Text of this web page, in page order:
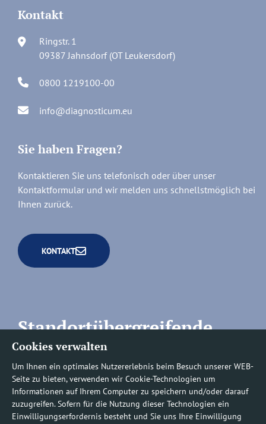
Cookies verwalten
Um Ihnen ein optimales Nutzererlebnis beim Besuch unserer WEB-
Seite zu bieten, verwenden wir Cookie-Technologien um
Informationen auf Ihrem Computer zu speichern und/oder darauf
zuzugreifen. Sofern für die Nutzung dieser Technologien ein
Einwilligungserfordernis besteht und Sie uns Ihre Einwilligung
Kontakt
Ringstr. 1
09387 Jahnsdorf (OT Leukersdorf)
0800 1219100-00
info@diagnosticum.eu
Sie haben Fragen?
Kontaktieren Sie uns telefonisch oder über unser
Kontaktformular und wir melden uns schnellstmöglich bei
Ihnen zurück.
KONTAKT
Standortübergreifende
Rufnummern